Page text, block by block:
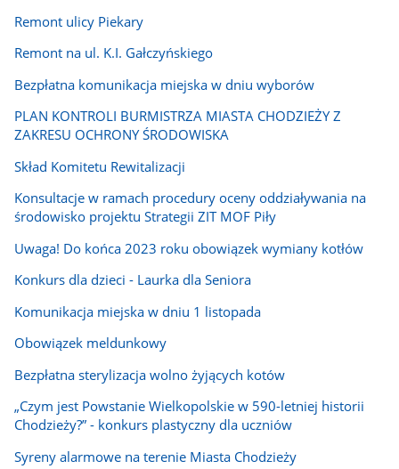
Remont ulicy Piekary
Remont na ul. K.I. Gałczyńskiego
Bezpłatna komunikacja miejska w dniu wyborów
PLAN KONTROLI BURMISTRZA MIASTA CHODZIEŻY Z
ZAKRESU OCHRONY ŚRODOWISKA
Skład Komitetu Rewitalizacji
Konsultacje w ramach procedury oceny oddziaływania na
środowisko projektu Strategii ZIT MOF Piły
Uwaga! Do końca 2023 roku obowiązek wymiany kotłów
Konkurs dla dzieci - Laurka dla Seniora
Komunikacja miejska w dniu 1 listopada
Obowiązek meldunkowy
Bezpłatna sterylizacja wolno żyjących kotów
„Czym jest Powstanie Wielkopolskie w 590-letniej historii
Chodzieży?” - konkurs plastyczny dla uczniów
Syreny alarmowe na terenie Miasta Chodzieży